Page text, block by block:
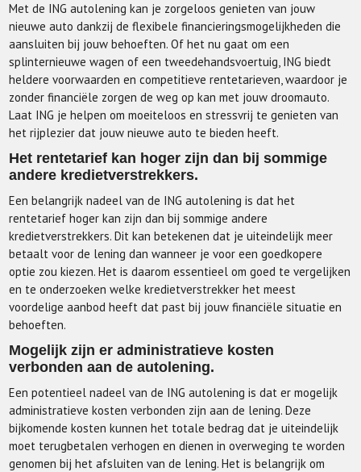
Met de ING autolening kan je zorgeloos genieten van jouw
nieuwe auto dankzij de flexibele financieringsmogelijkheden die
aansluiten bij jouw behoeften. Of het nu gaat om een
splinternieuwe wagen of een tweedehandsvoertuig, ING biedt
heldere voorwaarden en competitieve rentetarieven, waardoor je
zonder financiële zorgen de weg op kan met jouw droomauto.
Laat ING je helpen om moeiteloos en stressvrij te genieten van
het rijplezier dat jouw nieuwe auto te bieden heeft.
Het rentetarief kan hoger zijn dan bij sommige
andere kredietverstrekkers.
Een belangrijk nadeel van de ING autolening is dat het
rentetarief hoger kan zijn dan bij sommige andere
kredietverstrekkers. Dit kan betekenen dat je uiteindelijk meer
betaalt voor de lening dan wanneer je voor een goedkopere
optie zou kiezen. Het is daarom essentieel om goed te vergelijken
en te onderzoeken welke kredietverstrekker het meest
voordelige aanbod heeft dat past bij jouw financiële situatie en
behoeften.
Mogelijk zijn er administratieve kosten
verbonden aan de autolening.
Een potentieel nadeel van de ING autolening is dat er mogelijk
administratieve kosten verbonden zijn aan de lening. Deze
bijkomende kosten kunnen het totale bedrag dat je uiteindelijk
moet terugbetalen verhogen en dienen in overweging te worden
genomen bij het afsluiten van de lening. Het is belangrijk om